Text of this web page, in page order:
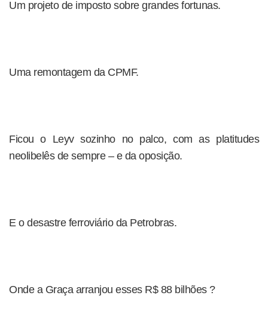
Um projeto de imposto sobre grandes fortunas.
Uma remontagem da CPMF.
Ficou o Leyv sozinho no palco, com as platitudes
neolibelês de sempre – e da oposição.
E o desastre ferroviário da Petrobras.
Onde a Graça arranjou esses R$ 88 bilhões ?